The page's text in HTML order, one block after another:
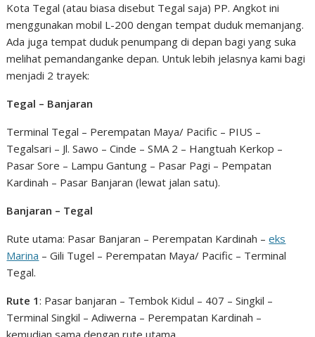
Kota Tegal (atau biasa disebut Tegal saja) PP. Angkot ini
menggunakan mobil L-200 dengan tempat duduk memanjang.
Ada juga tempat duduk penumpang di depan bagi yang suka
melihat pemandanganke depan. Untuk lebih jelasnya kami bagi
menjadi 2 trayek:
Tegal – Banjaran
Terminal Tegal – Perempatan Maya/ Pacific – PIUS –
Tegalsari – Jl. Sawo – Cinde – SMA 2 – Hangtuah Kerkop –
Pasar Sore – Lampu Gantung – Pasar Pagi – Pempatan
Kardinah – Pasar Banjaran (lewat jalan satu).
Banjaran – Tegal
Rute utama: Pasar Banjaran – Perempatan Kardinah –eks
Marina – Gili Tugel – Perempatan Maya/ Pacific – Terminal
Tegal.
Rute 1: Pasar banjaran – Tembok Kidul – 407 – Singkil –
Terminal Singkil – Adiwerna – Perempatan Kardinah –